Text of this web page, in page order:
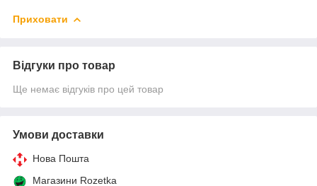
Приховати
Відгуки про товар
Ще немає відгуків про цей товар
Умови доставки
Нова Пошта
Магазини Rozetka